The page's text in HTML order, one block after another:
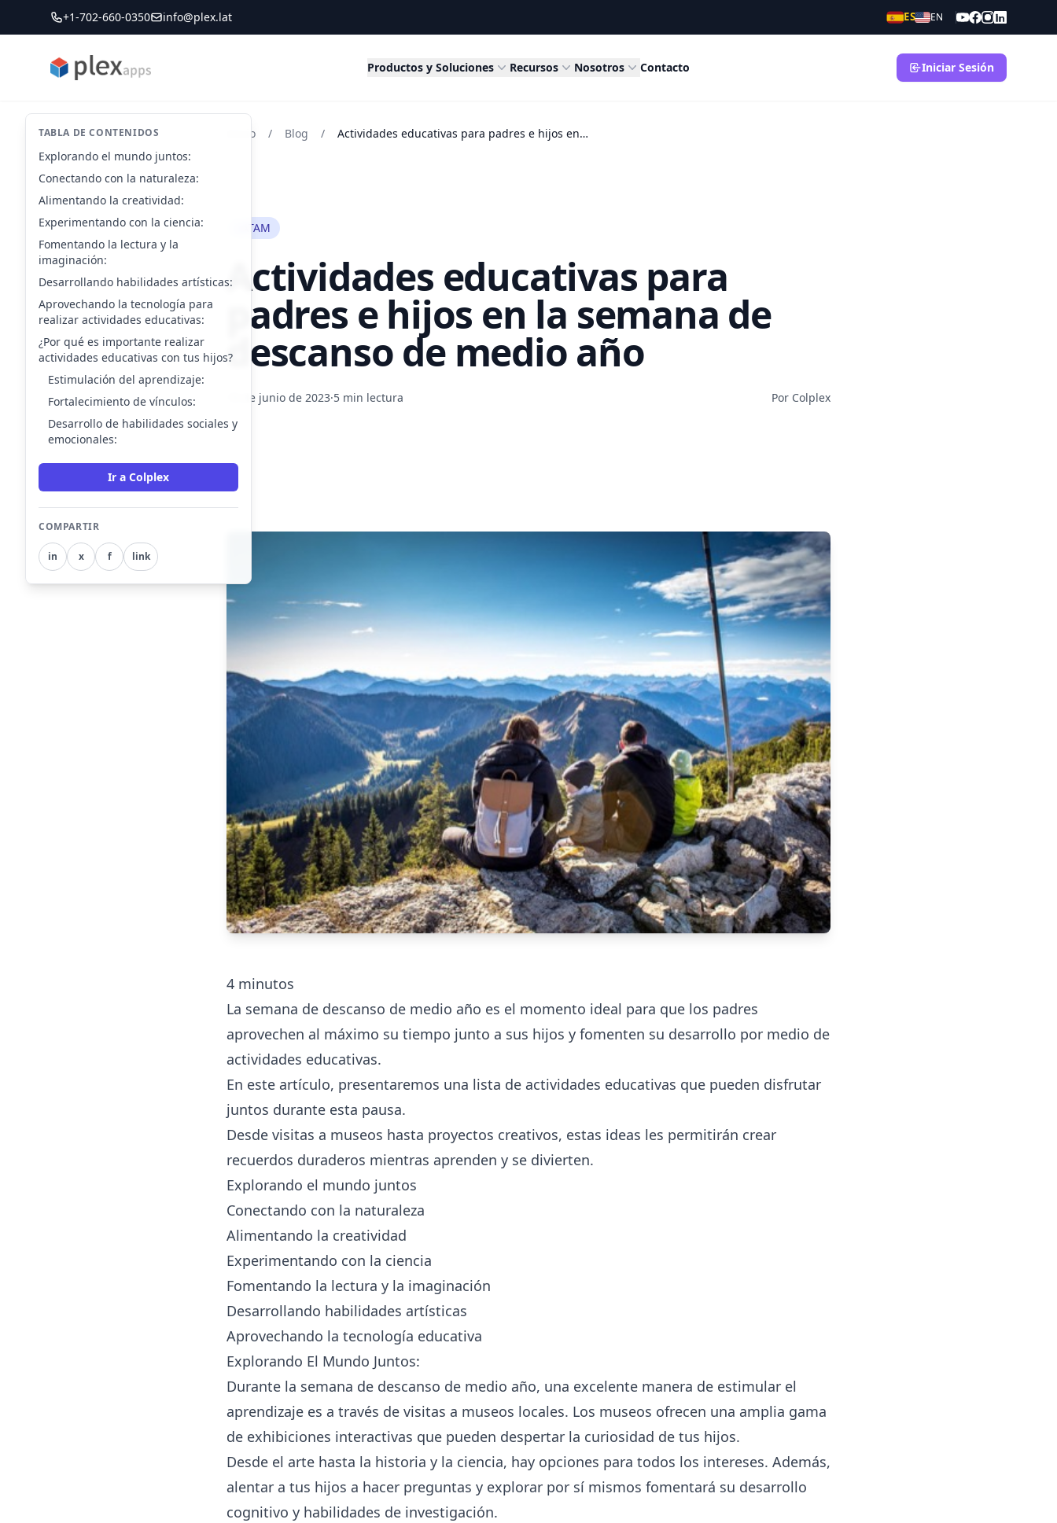
+1-702-660-0350 info@plex.lat ES EN
PLEXapps Productos y Soluciones Recursos Nosotros Contacto Iniciar Sesión
Inicio / Blog / Actividades educativas para padres e hijos en la semana de descanso de medio año
LATAM
Actividades educativas para
padres e hijos en la semana de
descanso de medio año
19 de junio de 2023·5 min lectura Por Colplex
TABLA DE CONTENIDOS
Explorando el mundo juntos:
Conectando con la naturaleza:
Alimentando la creatividad:
Experimentando con la ciencia:
Fomentando la lectura y la
imaginación:
Desarrollando habilidades artísticas:
Aprovechando la tecnología para
realizar actividades educativas:
¿Por qué es importante realizar
actividades educativas con tus hijos?
Estimulación del aprendizaje:
Fortalecimiento de vínculos:
Desarrollo de habilidades sociales y
emocionales:
Ir a Colplex
COMPARTIR
in x f link
4 minutos
La semana de descanso de medio año es el momento ideal para que los padres
aprovechen al máximo su tiempo junto a sus hijos y fomenten su desarrollo por medio de
actividades educativas.
En este artículo, presentaremos una lista de actividades educativas que pueden disfrutar
juntos durante esta pausa.
Desde visitas a museos hasta proyectos creativos, estas ideas les permitirán crear
recuerdos duraderos mientras aprenden y se divierten.
Explorando el mundo juntos
Conectando con la naturaleza
Alimentando la creatividad
Experimentando con la ciencia
Fomentando la lectura y la imaginación
Desarrollando habilidades artísticas
Aprovechando la tecnología educativa
Explorando El Mundo Juntos:
Durante la semana de descanso de medio año, una excelente manera de estimular el
aprendizaje es a través de visitas a museos locales. Los museos ofrecen una amplia gama
de exhibiciones interactivas que pueden despertar la curiosidad de tus hijos.
Desde el arte hasta la historia y la ciencia, hay opciones para todos los intereses. Además,
alentar a tus hijos a hacer preguntas y explorar por sí mismos fomentará su desarrollo
cognitivo y habilidades de investigación.